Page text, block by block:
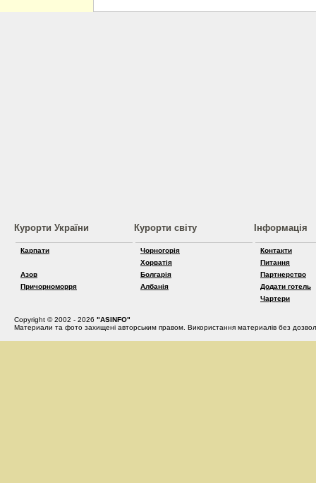
Курорти України
Карпати
Азов
Причорноморря
Курорти світу
Чорногорія
Хорватія
Болгарія
Албанія
Інформація
Контакти
Питання
Партнерство
Додати готель
Чартери
Copyright © 2002 - 2026 "ASINFO"
Материали та фото захищені авторським правом. Використання материалів без